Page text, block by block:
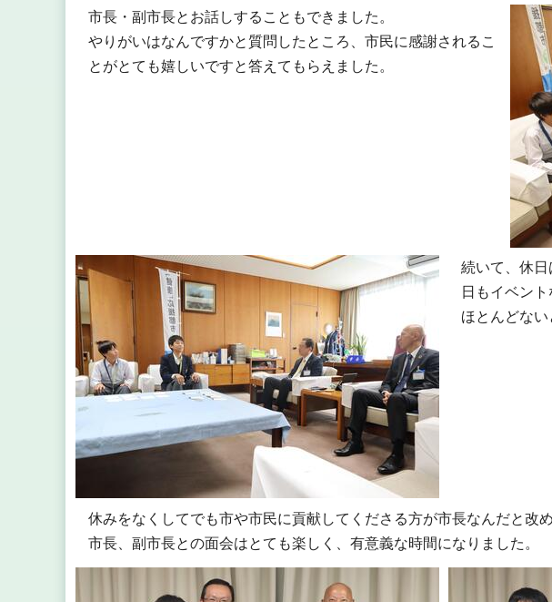
市長・副市長とお話しすることもできました。
やりがいはなんですかと質問したところ、市民に感謝されるこ
とがとても嬉しいですと答えてもらえました。
続いて、休
日もイベン
ほとんどない
休みをなくしてでも市や市民に貢献してくださる方が市長なんだと改
市長、副市長との面会はとても楽しく、有意義な時間になりました。